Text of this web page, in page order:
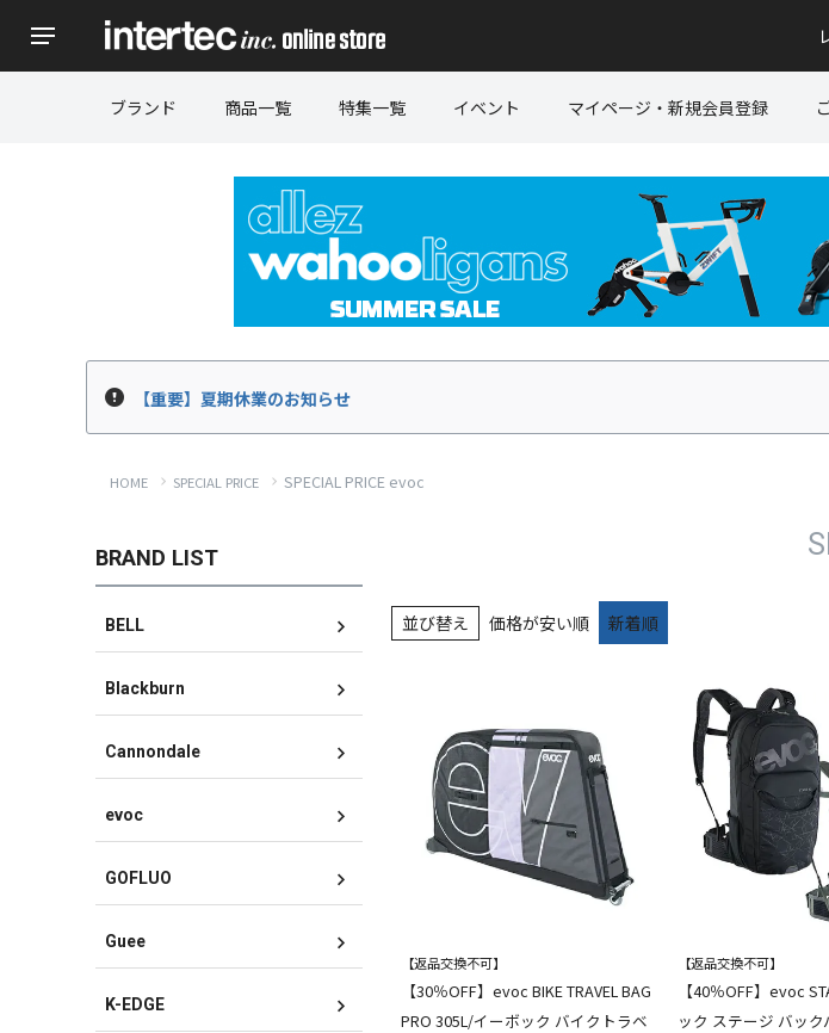
ブランド 商品一覧 特集一覧 イベント マイページ・新規会員登録
【重要】夏期休業のお知らせ
HOME SPECIAL PRICE SPECIAL PRICE evoc
BRAND LIST
BELL
Blackburn
Cannondale
evoc
GOFLUO
Guee
K-EDGE
並び替え 価格が安い順 新着順
【返品交換不可】
【30％OFF】evoc BIKE TRAVEL BAG
PRO 305L/イーボック バイクトラベ
【返品交換不可】
【40％OFF】evoc
ック ステージ バック